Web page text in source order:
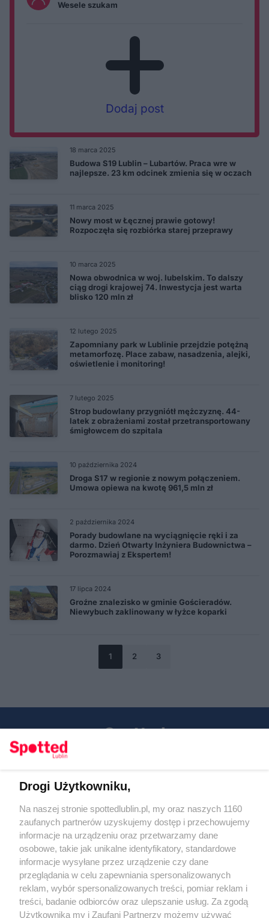
18 marca 2025
Budowa S19 Lublin – Lubartów. Praca wre w
najlepsze. 23 km odcinek zmienia się w oczach
11 marca 2025
Nowy most w Łęcznej prawie gotowy!
Rozpoczęła się rozbiórka starej przeprawy
10 marca 2025
Nowa obwodnica w woj. lubelskim. To dalszy
ciąg drogi krajowej 74. Inwestycja jest warta
blisko 120 mln zł
12 lutego 2025
Zapomniany park w Lublinie przejdzie potężną
metamorfozę. Place zabaw, nasadzenia, alejki,
oświetlenie i monitoring!
7 lutego 2025
Strop budowlany przygniótł mężczyznę. 44-
latek z obrażeniami został przetransportowany
śmigłowcem do szpitala
10 października 2024
Droga S17 w regionie z nowym połączeniem.
Umowa opiewa na kwotę 961,5 mln zł
2 października 2024
Porady budowlane na wyciągnięcie ręki i za
darmo. Dzień Otwarty Inżyniera Budownictwa –
Porozmawiaj z Ekspertem!
17 lipca 2024
Groźne znalezisko w gminie Gościeradów.
Niewybuch zaklinowany w łyżce koparki
1 2 3
Wesele szukam
Dodaj post
KATEGORIE
OGŁOSZENIA
Regulamin
Polityka prywatności
RODO
Warunki korzystania z treści
Drogi Użytkowniku,
Na naszej stronie spottedlublin.pl, my oraz naszych 1160
zaufanych partnerów uzyskujemy dostęp i przechowujemy
informacje na urządzeniu oraz przetwarzamy dane
osobowe, takie jak unikalne identyfikatory, standardowe
informacje wysyłane przez urządzenie czy dane
przeglądania w celu zapewniania spersonalizowanych
reklam, wybór spersonalizowanych treści, pomiar reklam i
treści, badanie odbiorców oraz ulepszanie usług. Za zgodą
Użytkownika my i Zaufani Partnerzy możemy używać